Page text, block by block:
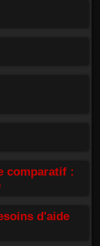
comparatif :
d'aide